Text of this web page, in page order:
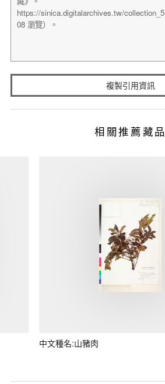
複製引用資訊
相關推薦藏品
中文種名:山豬肉